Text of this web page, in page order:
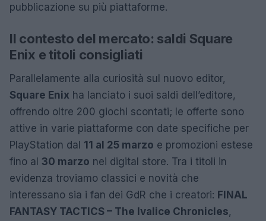
pubblicazione su più piattaforme.
Il contesto del mercato: saldi Square
Enix e titoli consigliati
Parallelamente alla curiosità sul nuovo editor,
Square Enix ha lanciato i suoi saldi dell’editore,
offrendo oltre 200 giochi scontati; le offerte sono
attive in varie piattaforme con date specifiche per
PlayStation dal 11 al 25 marzo e promozioni estese
fino al 30 marzo nei digital store. Tra i titoli in
evidenza troviamo classici e novità che
interessano sia i fan dei GdR che i creatori: FINAL
FANTASY TACTICS – The Ivalice Chronicles,